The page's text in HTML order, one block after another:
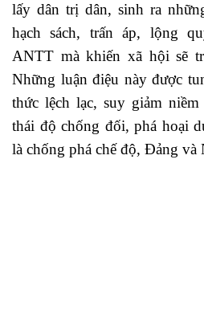
lấy dân trị dân, sinh ra
hạch sách, trấn áp, lộng
ANTT mà khiến xã hội sẽ
Những luận điệu này được
thức lệch lạc, suy giảm
thái độ chống đối, phá hoại
là chống phá chế độ, Đảng và